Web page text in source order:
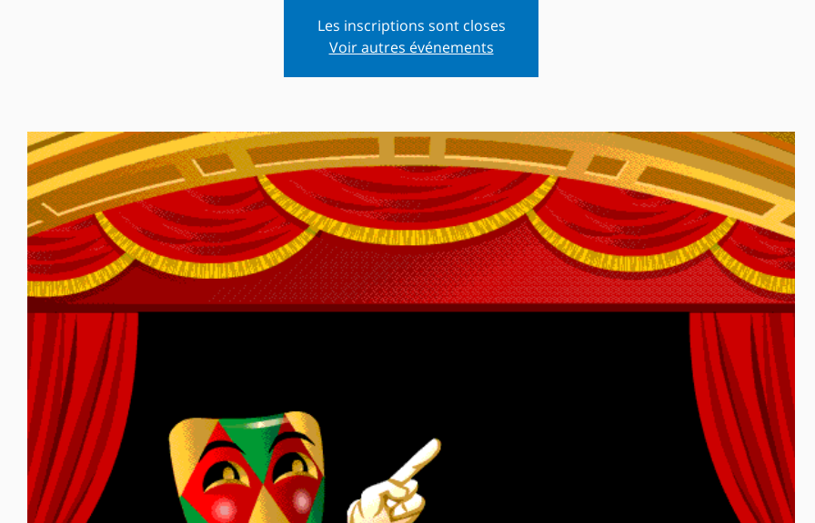
Les inscriptions sont closes
Voir autres événements